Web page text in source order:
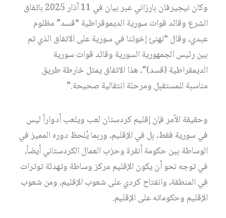
وكان نيجيرفان بارزاني عبر بيان في 11 آذار 2025 باتفاق
الشرع وقائد قوات سورية الديموقراطية “قسد” مظلوم
عبدي، وقال “نهنئ إخوتنا في سورية على الاتفاق الذي تم
بين رئيس الجمهورية السورية وقائد قوات سورية
الديمقراطية (قسد)”، هذا الاتفاق يمثل خارطة طريق
مناسبة للمستقبل ومرحلة انتقالية صحيحة.”
وحقيقة الأمر فإن إقليم كردستان لعب ويلعب أدواراً ليس
في سورية فقط، بل في الإقليم، وربما يُلحظ دوره المميز في
الوساطة بين حكومة أنقرة وحزب العمال الكردستاني أيضاً،
في توجه نحو أن يكون الإقليم مركز وساطة وتهدئة توترات
في المنطقة، وانفتاح كردي على شعوب الإقليم، ومن شعوب
الإقليم وحكوماته على الإقليم.